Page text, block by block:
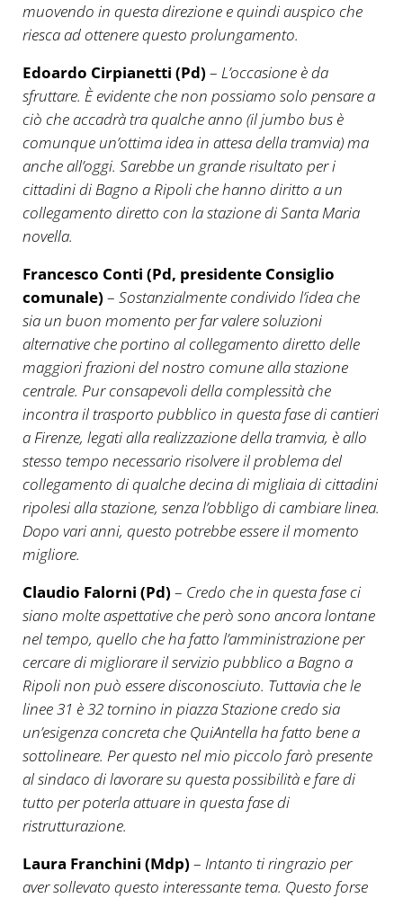
muovendo in questa direzione e quindi auspico che
riesca ad ottenere questo prolungamento.
Edoardo Cirpianetti (Pd) – L’occasione è da
sfruttare. È evidente che non possiamo solo pensare a
ciò che accadrà tra qualche anno (il jumbo bus è
comunque un’ottima idea in attesa della tramvia) ma
anche all’oggi. Sarebbe un grande risultato per i
cittadini di Bagno a Ripoli che hanno diritto a un
collegamento diretto con la stazione di Santa Maria
novella.
Francesco Conti (Pd, presidente Consiglio
comunale) – Sostanzialmente condivido l’idea che
sia un buon momento per far valere soluzioni
alternative che portino al collegamento diretto delle
maggiori frazioni del nostro comune alla stazione
centrale. Pur consapevoli della complessità che
incontra il trasporto pubblico in questa fase di cantieri
a Firenze, legati alla realizzazione della tramvia, è allo
stesso tempo necessario risolvere il problema del
collegamento di qualche decina di migliaia di cittadini
ripolesi alla stazione, senza l’obbligo di cambiare linea.
Dopo vari anni, questo potrebbe essere il momento
migliore.
Claudio Falorni (Pd) – Credo che in questa fase ci
siano molte aspettative che però sono ancora lontane
nel tempo, quello che ha fatto l’amministrazione per
cercare di migliorare il servizio pubblico a Bagno a
Ripoli non può essere disconosciuto. Tuttavia che le
linee 31 è 32 tornino in piazza Stazione credo sia
un’esigenza concreta che QuiAntella ha fatto bene a
sottolineare. Per questo nel mio piccolo farò presente
al sindaco di lavorare su questa possibilità e fare di
tutto per poterla attuare in questa fase di
ristrutturazione.
Laura Franchini (Mdp) – Intanto ti ringrazio per
aver sollevato questo interessante tema. Questo forse